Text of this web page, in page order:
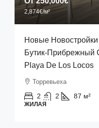
2,874€/м²
Новые
Бутик‑прибрежный
Playa De Los Locos
Торревьеха
2 2 87 м²
ЖИЛАЯ